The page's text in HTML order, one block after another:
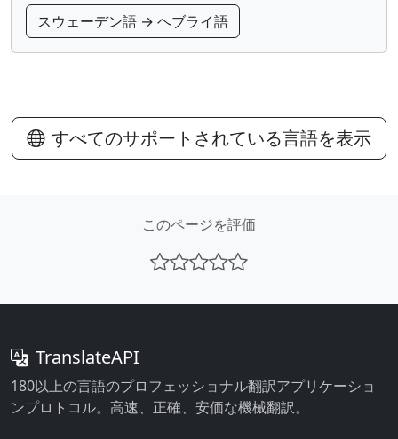
スウェーデン語 → ヘブライ語
すべてのサポートされている言語を表示
このページを評価
TranslateAPI
180以上の言語のプロフェッショナル翻訳アプリケーショ
ンプロトコル。高速、正確、安価な機械翻訳。